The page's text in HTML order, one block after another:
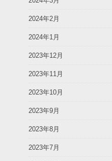
2024年2月
2024年1月
2023年12月
2023年11月
2023年10月
2023年9月
2023年8月
2023年7月